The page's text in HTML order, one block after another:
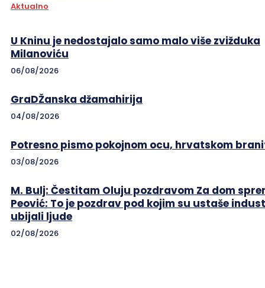
Aktualno
U Kninu je nedostajalo samo malo više zvižduka
Milanoviću
06/08/2026
GraDŽanska džamahirija
04/08/2026
Potresno pismo pokojnom ocu, hrvatskom
03/08/2026
M. Bulj: Čestitam Oluju pozdravom Za dom
Peović: To je pozdrav pod kojim su ustaše
ubijali ljude
02/08/2026